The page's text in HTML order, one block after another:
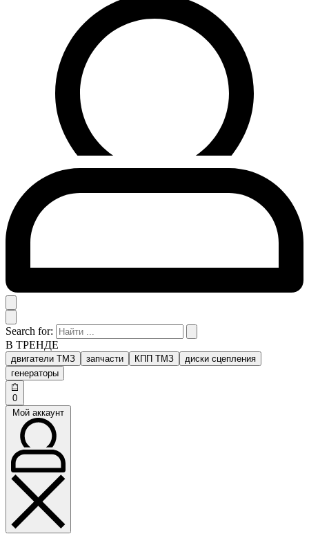
Search for:
В ТРЕНДЕ
двигатели ТМЗ запчасти КПП ТМЗ
диски сцепления
генераторы
0
Мой аккаунт